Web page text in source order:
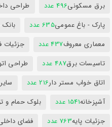
برق مسکونی496 عدد طراحی
پارک - باغ عمومی635 عدد بانک
معماری معروف437 عدد جزئیات
تاسیسات برق487 عدد طراحی
اتاق خواب مستر دار216 عدد
آشپزخانه1541 عدد بلوک حمام و
جزئیات پایه763 عدد فضای